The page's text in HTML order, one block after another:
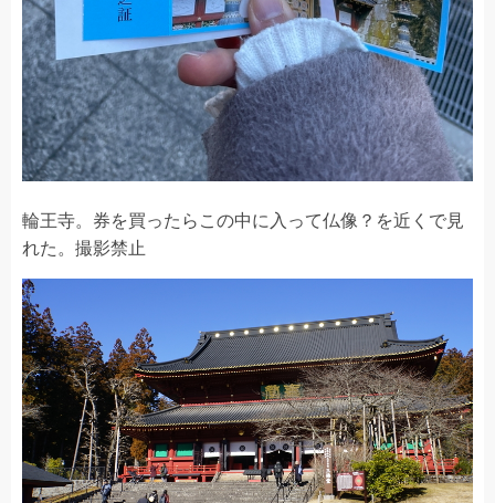
輪王寺。券を買ったらこの中に入って仏像？を近くで見
れた。撮影禁止